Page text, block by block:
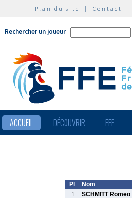
Plan du site | Contact |
Rechercher un joueur
ACCUEIL DÉCOUVRIR FFE
Pl Nom
1
SCHMITT Romeo